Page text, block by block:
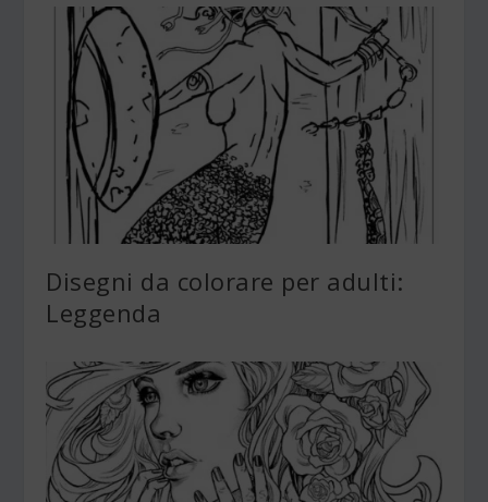
Disegni da colorare per adulti:
Leggenda